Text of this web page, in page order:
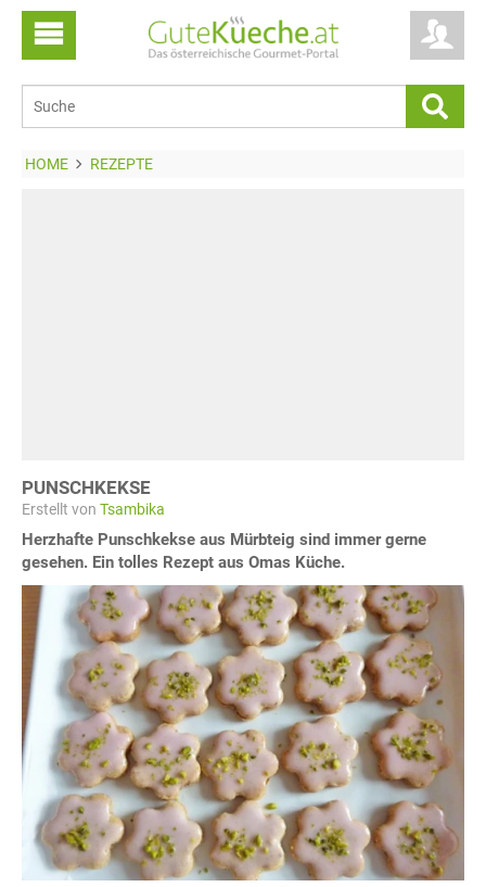
HOME REZEPTE
PUNSCHKEKSE
Erstellt von Tsambika
Herzhafte Punschkekse aus Mürbteig sind immer gerne
gesehen. Ein tolles Rezept aus Omas Küche.